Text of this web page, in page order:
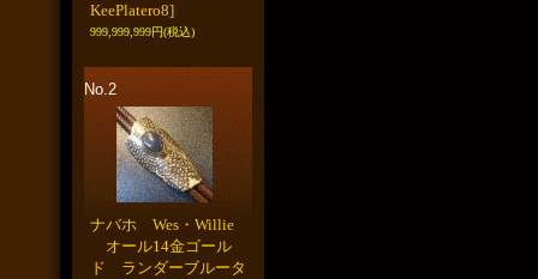
KeePlatero8]
999,999,999円(税込)
No.2
ナバホ Wes・Willie
オール14金ゴール
ド ランダーブルータ